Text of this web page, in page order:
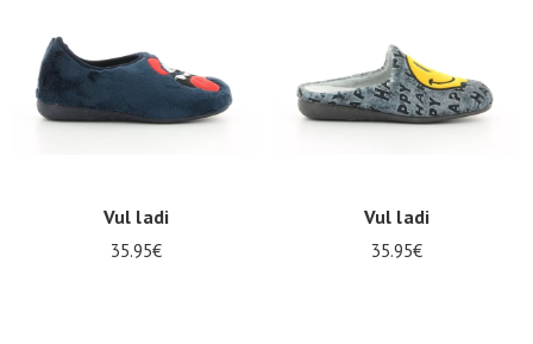
Vul ladi
35.95€
Vul ladi
35.95€